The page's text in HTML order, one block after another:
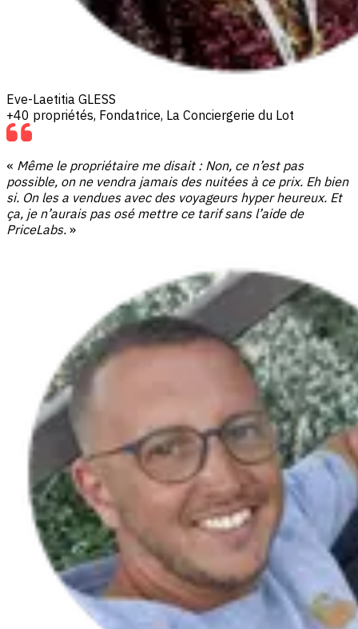
Eve-Laetitia GLESS
+40 propriétés, Fondatrice, La Conciergerie du Lot
« Même le propriétaire me disait : Non, ce n’est pas
possible, on ne vendra jamais des nuitées à ce prix. Eh bien
si. On les a vendues avec des voyageurs hyper heureux. Et
ça, je n’aurais pas osé mettre ce tarif sans l’aide de
PriceLabs. »